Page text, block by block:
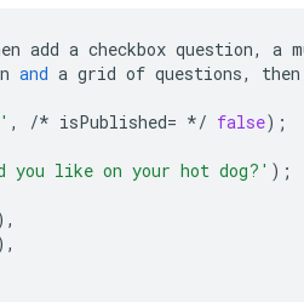
add a checkbox question, a
and a grid of questions,
then
, /* isPublished= */ false);
you like on your hot dog?' );